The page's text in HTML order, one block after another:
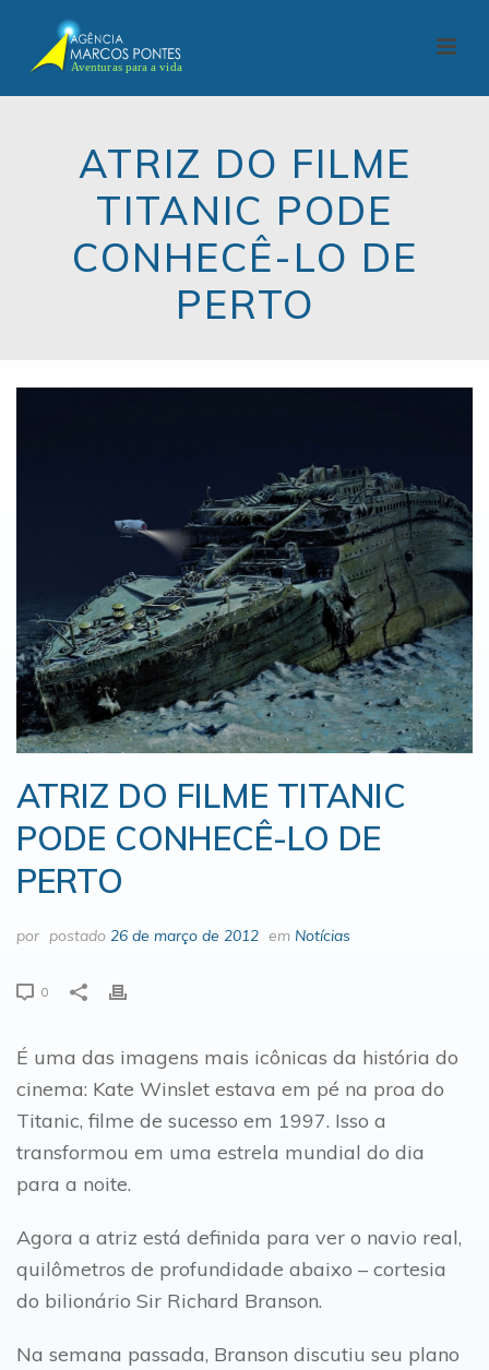
ATRIZ DO FILME
TITANIC PODE
CONHECÊ-LO DE
PERTO
ATRIZ DO FILME TITANIC
PODE CONHECÊ-LO DE
PERTO
por postado 26 de março de 2012 em Notícias
0
É uma das imagens mais icônicas da história do
cinema: Kate Winslet estava em pé na proa do
Titanic, filme de sucesso em 1997. Isso a
transformou em uma estrela mundial do dia
para a noite.
Agora a atriz está definida para ver o navio real,
quilômetros de profundidade abaixo – cortesia
do bilionário Sir Richard Branson.
Na semana passada, Branson discutiu seu plano